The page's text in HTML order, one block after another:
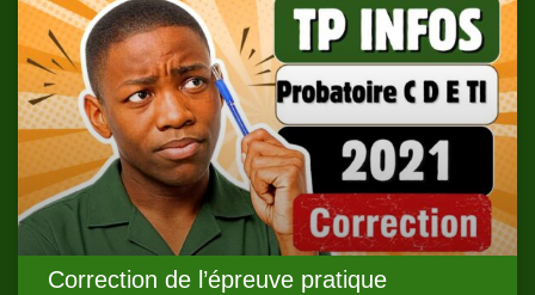
Correction de l’épreuve pratique